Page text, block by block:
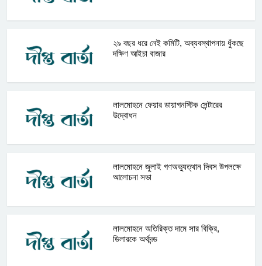
২৯ বছর ধরে নেই কমিটি, অব্যবস্থাপনায় ধুঁকছে
দক্ষিণ আইচা বাজার
লালমোহনে ফেয়ার ডায়াগনস্টিক সেন্টারের
উদ্বোধন
লালমোহনে জুলাই গণঅভ্যুত্থান দিবস উপলক্ষে
আলোচনা সভা
লালমোহনে অতিরিক্ত দামে সার বিক্রি,
ডিলারকে অর্থদন্ড